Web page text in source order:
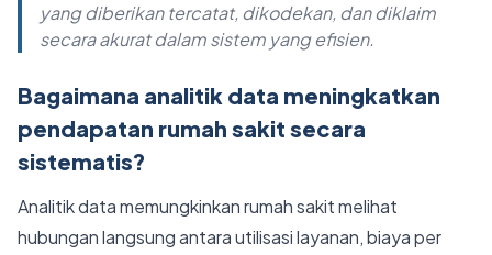
yang diberikan tercatat, dikodekan, dan diklaim
secara akurat dalam sistem yang efisien.
Bagaimana analitik data meningkatkan
pendapatan rumah sakit secara
sistematis?
Analitik data memungkinkan rumah sakit melihat
hubungan langsung antara utilisasi layanan, biaya per